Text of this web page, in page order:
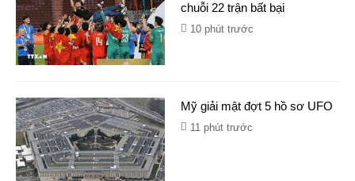
chuỗi 22 trận bất bại
10 phút trước
Mỹ giải mật đợt 5 hồ sơ UFO
11 phút trước